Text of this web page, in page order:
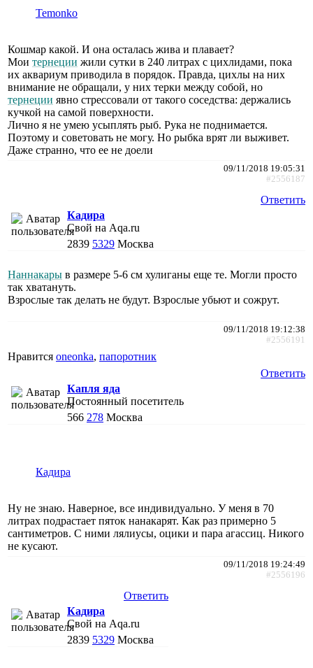
Temonko
Кошмар какой. И она осталась жива и плавает?
Мои тернеции жили сутки в 240 литрах с цихлидами, пока
их аквариум приводила в порядок. Правда, цихлы на них
внимание не обращали, у них терки между собой, но
тернеции явно стрессовали от такого соседства: держались
кучкой на самой поверхности.
Лично я не умею усыплять рыб. Рука не поднимается.
Поэтому и советовать не могу. Но рыбка врят ли выживет.
Даже странно, что ее не доели
09/11/2018 19:05:31
#2556187
Ответить
Кадира
Свой на Aqa.ru
2839 5329 Москва
Наннакары в размере 5-6 см хулиганы еще те. Могли просто
так хватануть.
Взрослые так делать не будут. Взрослые убьют и сожрут.
09/11/2018 19:12:38
#2556191
Нравится oneonka, папоротник
Ответить
Капля яда
Постоянный посетитель
566 278 Москва
Кадира
Ну не знаю. Наверное, все индивидуально. У меня в 70
литрах подрастает пяток нанакарят. Как раз примерно 5
сантиметров. С ними лялиусы, оцики и пара агассиц. Никого
не кусают.
09/11/2018 19:24:49
#2556196
Ответить
Кадира
Свой на Aqa.ru
2839 5329 Москва